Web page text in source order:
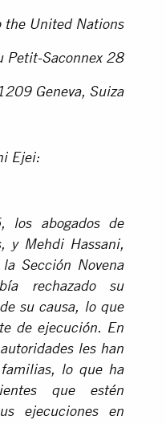
the United Nations
Petit-Saconnex 28
Geneva, Suiza
Ejei:
abogados de
y Mehdi Hassani,
Sección Novena
rechazado su
su causa, lo que
de ejecución. En
les han
lo que ha
que estén
ejecuciones en